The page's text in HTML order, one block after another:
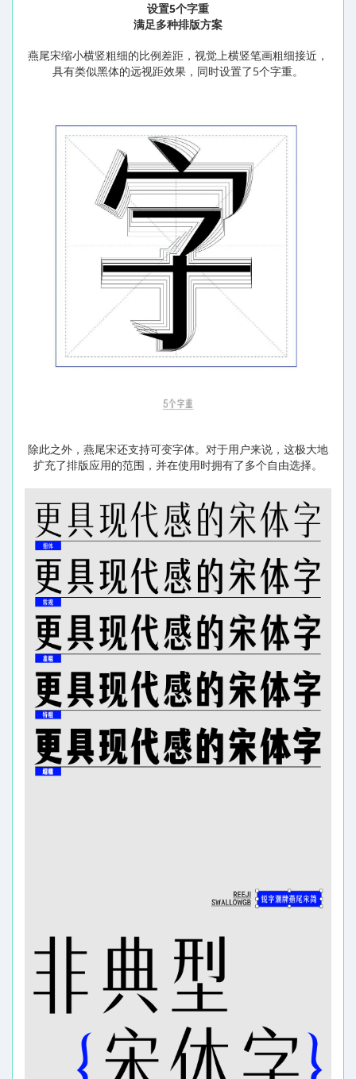
设置5个字重
满足多种排版方案
燕尾宋缩小横竖粗细的比例差距，视觉上横竖笔画粗细接近，
具有类似黑体的远视距效果，同时设置了 5个字重。
除此之外，燕尾宋还支持可变字体。对于用户来说，这极大地
扩充了排版应用的范围，并在使用时拥有了多个自由选择。